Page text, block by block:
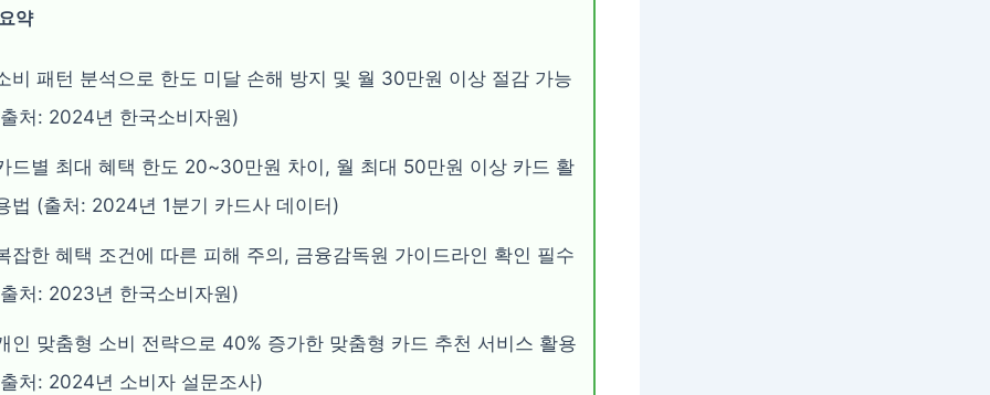
약
비 패턴 분석으로 한도 미달 손해 방지 및 월 30만원 이상 절감 가능
처: 2024년 한국소비자원)
드별 최대 혜택 한도 20~30만원 차이, 월 최대 50만원 이상 카드 활
법 (출처: 2024년 1분기 카드사 데이터)
잡한 혜택 조건에 따른 피해 주의, 금융감독원 가이드라인 확인 필수
처: 2023년 한국소비자원)
인 맞춤형 소비 전략으로 40% 증가한 맞춤형 카드 추천 서비스 활용
처: 2024년 소비자 설문조사)